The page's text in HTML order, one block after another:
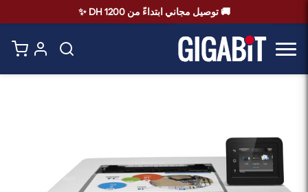
🚚 توصيل مجاني ابتداءً من 1200 DH ✨